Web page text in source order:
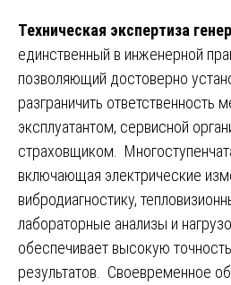
Техническая экспертиза
единственный в инженерной
позволяющий достоверно
разграничить ответственность
эксплуатантом, сервисной
страховщиком.
включающая электрические
вибродиагностику,
лабораторные анализы и
обеспечивает высокую
результатов. Своевременное